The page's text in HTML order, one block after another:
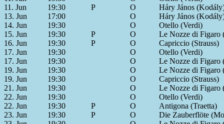
11. Jun
19:30 P O
Háry János
13. Jun
17:00 O
Háry János
14. Jun
19:30 O
Otello (Verdi)
15. Jun
19:30 P O
Le Nozze di Figaro
16. Jun
19:30 P O
Capriccio (Strauss)
17. Jun
19:30 O
Otello (Verdi)
17. Jun
19:30 O
Le Nozze di Figaro
19. Jun
19:30 O
Le Nozze di Figaro
19. Jun
19:30 O
Capriccio (Strauss)
21. Jun
19:30 O
Le Nozze di Figaro
22. Jun
19:30 O
Otello (Verdi)
22. Jun
19:30 P O
Antigona (Traetta)
23. Jun
19:30 P O
Die Zauberflöte